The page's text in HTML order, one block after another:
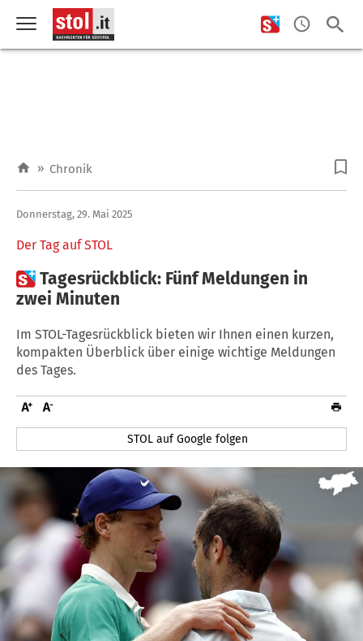
» Chronik
Der Tag auf STOL
Donnerstag, 29. Mai 2025
Tagesrückblick: Fünf Meldungen in
zwei Minuten
Im STOL-Tagesrückblick bieten wir Ihnen einen kurzen,
kompakten Überblick über einige wichtige Meldungen
des Tages.
STOL auf Google folgen